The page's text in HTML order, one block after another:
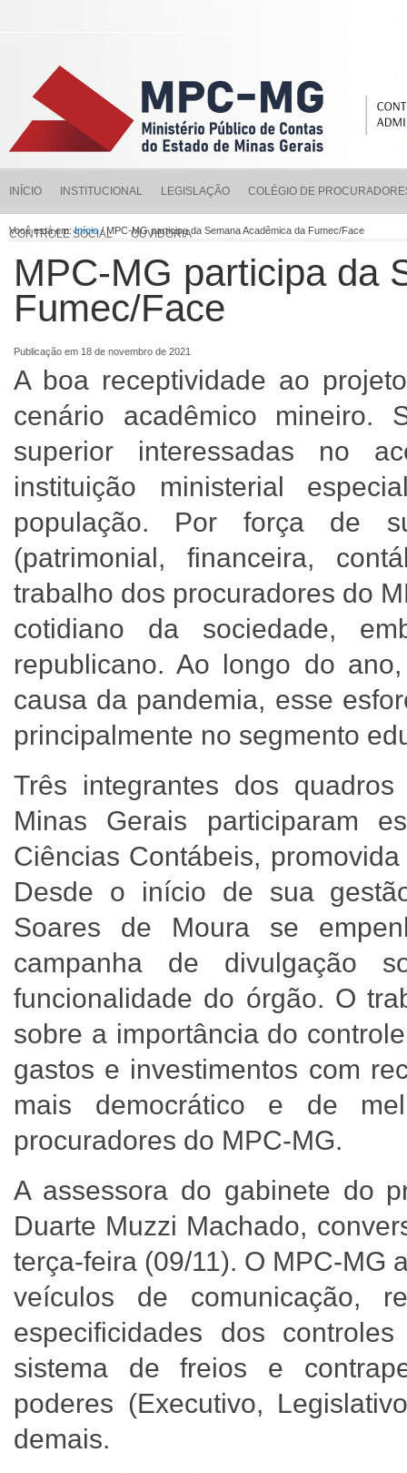
INÍCIO INSTITUCIONAL LEGISLAÇÃO COLÉGIO DE
CONTROLE SOCIAL OUVIDORIA
Você está em:Início/ MPC-MG participa da Semana Acadêmica da Fumec/Face
MPC-MG participa da
Fumec/Face
Publicação em 18 de novembro de 2021
A boa receptividade ao
cenário acadêmico mineiro.
superior interessadas no
instituição ministerial
população. Por força de
(patrimonial, financeira,
trabalho dos procuradores do
cotidiano da sociedade,
republicano. Ao longo do
causa da pandemia, esse
principalmente no segmento
Três integrantes dos
Minas Gerais participaram
Ciências Contábeis,
Desde o início de sua
Soares de Moura se
campanha de divulgação
funcionalidade do órgão. O
sobre a importância do
gastos e investimentos com
mais democrático e de
procuradores do MPC-MG.
A assessora do gabinete do
Duarte Muzzi Machado,
terça-feira (09/11). O MPC-MG
veículos de comunicação,
especificidades dos
sistema de freios e
poderes (Executivo,
demais.